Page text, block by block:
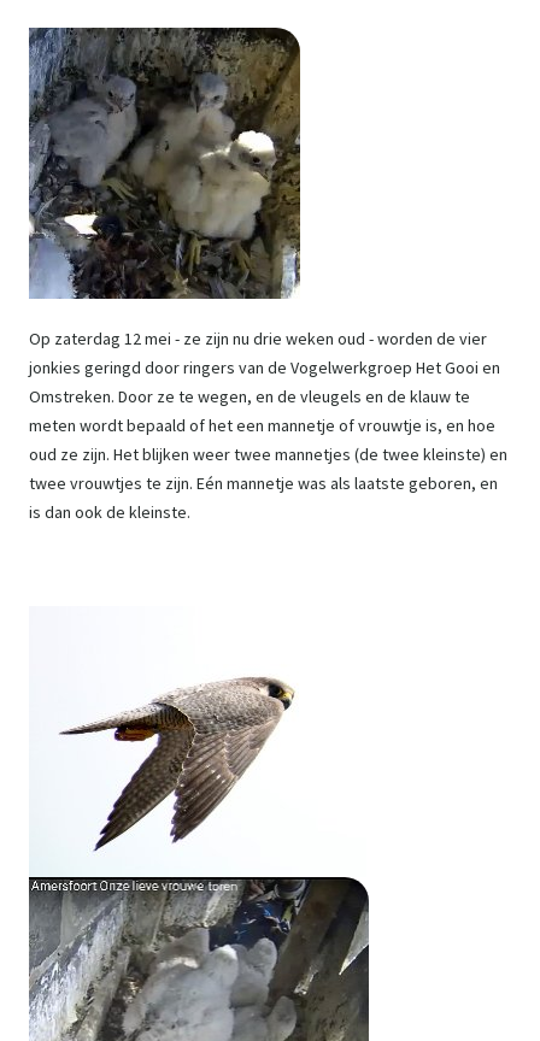
Op zaterdag 12 mei - ze zijn nu drie weken oud - worden de vier
jonkies geringd door ringers van de Vogelwerkgroep Het Gooi en
Omstreken. Door ze te wegen, en de vleugels en de klauw te
meten wordt bepaald of het een mannetje of vrouwtje is, en hoe
oud ze zijn. Het blijken weer twee mannetjes (de twee kleinste) en
twee vrouwtjes te zijn. Eén mannetje was als laatste geboren, en
is dan ook de kleinste.